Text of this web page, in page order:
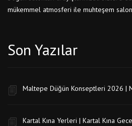
mükemmel atmosferi ile muhteşem
Son Yazılar
Maltepe Düğün Konseptleri 2026 |
Kartal Kına Yerleri | Kartal Kına